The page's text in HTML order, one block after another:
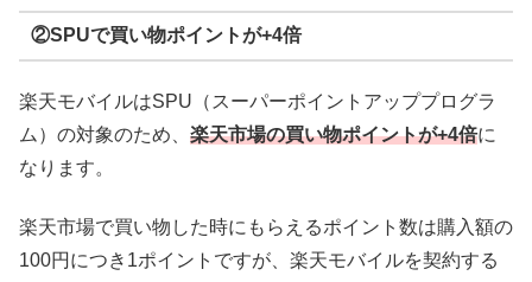
②SPUで買い物ポイントが+4倍
楽天モバイルはSPU（スーパーポイントアッププログラ
ム）の対象のため、 楽天市場の買い物ポイントが+4倍に
なります。
楽天市場で買い物した時にもらえるポイント数は購入額の
100円につき1ポイントですが、楽天モバイルを契約する